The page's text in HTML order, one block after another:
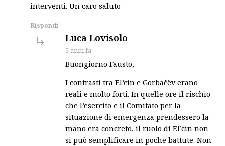
interventi. Un caro saluto
Rispondi
Luca Lovisolo
5 anni fa
Buongiorno Fausto,
I contrasti tra El’cin e Gorbačëv erano
reali e molto forti. In quelle ore il rischio
che l’esercito e il Comitato per la
situazione di emergenza prendessero la
mano era concreto, il ruolo di El’cin non
si può semplificare in poche battute. Non